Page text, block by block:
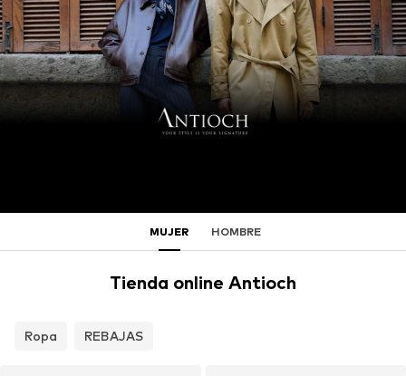
MUJER HOMBRE
Tienda online Antioch
Ropa REBAJAS